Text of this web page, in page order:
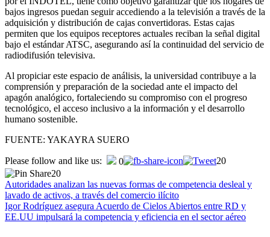
bajos ingresos puedan seguir accediendo a la televisión a través de la
adquisición y distribución de cajas convertidoras. Estas cajas
permiten que los equipos receptores actuales reciban la señal digital
bajo el estándar ATSC, asegurando así la continuidad del servicio de
radiodifusión televisiva.
Al propiciar este espacio de análisis, la universidad contribuye a la
comprensión y preparación de la sociedad ante el impacto del
apagón analógico, fortaleciendo su compromiso con el progreso
tecnológico, el acceso inclusivo a la información y el desarrollo
humano sostenible.
FUENTE: YAKAYRA SUERO
Please follow and like us: 0
20
20
Navegación
de
entradas
Autoridades analizan las nuevas formas de competencia desleal y
lavado de activos, a través del comercio ilícito
Igor Rodríguez asegura Acuerdo de Cielos Abiertos entre RD y
EE.UU impulsará la competencia y eficiencia en el sector aéreo